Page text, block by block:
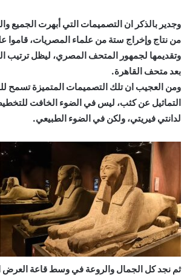
وجدير بالذكر ان التصميمات التي أبهرت الجميع
من نتاج وإخراج ستة من علماء المصريات، قاموا
وتقديمها لجمهور المتحف المصري، ليظل ترتيب
بعد متحف القاهرة.
ومن العجيب ان تلك التصميمات المتميزة تسمح
التماثيل عن كثب، ليس في الضوء الخافت
لدانتي فيريتي، ولكن في الضوء الطبيعي.
ثم نجد كل الجمال والروعة في وسط قاعة العرض